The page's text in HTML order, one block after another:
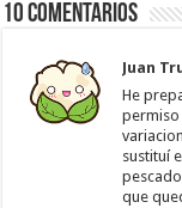
10 Comentarios
Juan
He
sustituí
que